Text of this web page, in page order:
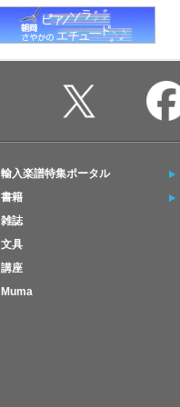
輸入楽譜特集ポータル
書籍
雑誌
文具
講座
Muma